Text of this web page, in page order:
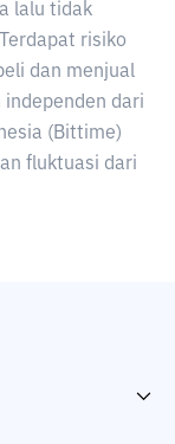
lalu tidak
risiko
dan menjual
dari
(Bittime)
fluktuasi dari